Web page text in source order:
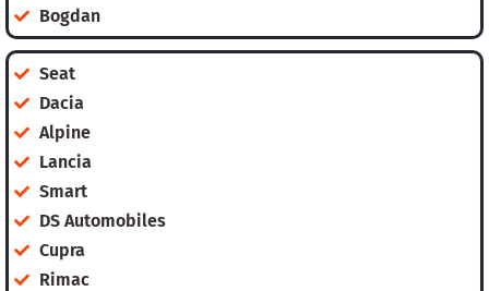
Bogdan
Seat
Dacia
Alpine
Lancia
Smart
DS Automobiles
Cupra
Rimac